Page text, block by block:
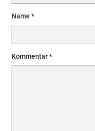
Name
Kommentar